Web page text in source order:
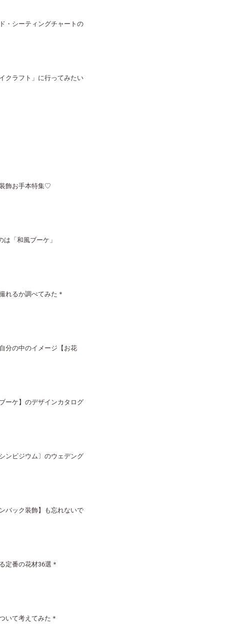
・シーティングチャートの
クラフト」に行ってみたい
飾お手本特集♡
「和風ブーケ」
れるか調べてみた＊
分の中のイメージ【お花
ーケ】のデザインカタログ
ンビジウム〕のウェデング
バック装飾】も忘れないで
定番の花材36選＊
いて考えてみた＊